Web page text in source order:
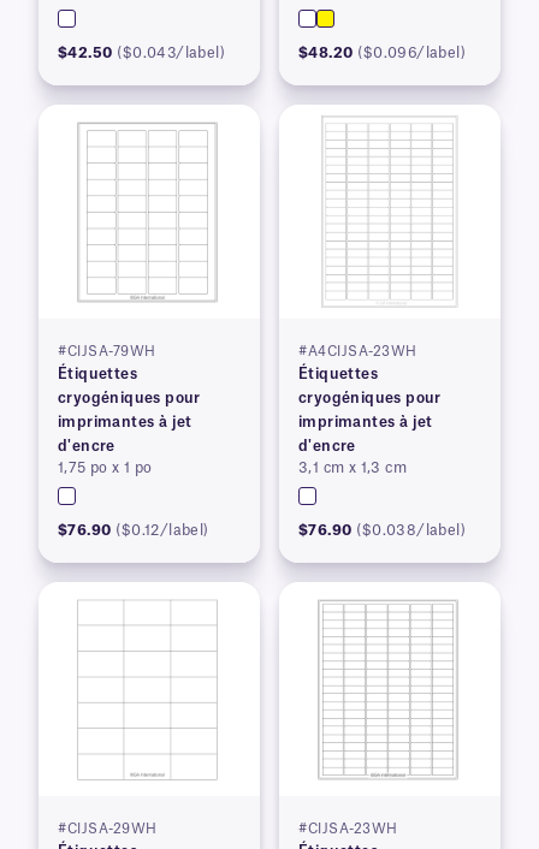
$42.50 ($0.043/label) $48.20 ($0.096/label)
#CIJSA-79WH
Étiquettes
cryogéniques pour
imprimantes à jet
d'encre
1,75 po x 1 po
$76.90 ($0.12/label)
#A4CIJSA-23WH
Étiquettes
cryogéniques pour
imprimantes à jet
d'encre
3,1 cm x 1,3 cm
$76.90 ($0.038/label)
#CIJSA-29WH #CIJSA-23WH